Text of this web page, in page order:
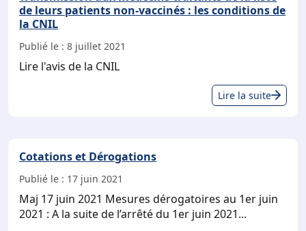
de leurs patients non-vaccinés : les conditions de
la CNIL
Publié le : 8 juillet 2021
Lire l'avis de la CNIL
Lire la suite
aux
Cotations et Dérogations
Publié le : 17 juin 2021
Maj 17 juin 2021 Mesures dérogatoires au 1er juin
2021 : A la suite de l’arrêté du 1er juin 2021...